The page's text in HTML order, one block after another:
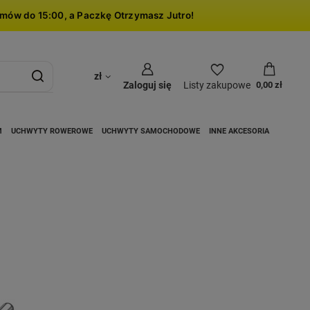
do 15:00, a Paczkę Otrzymasz Jutro!
zł
Zaloguj się
Listy zakupowe 0,00 zł
UCHWYTY ROWEROWE UCHWYTY SAMOCHODOWE INNE AKCESORIA